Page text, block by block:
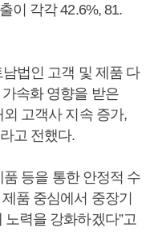
이 각각 42.6%, 81.
법인 고객 및 제품 다
속화 영향을 받은
외 고객사 지속 증가,
고 전했다.
등을 통한 안정적 수
품 중심에서 중장기
력을 강화하겠다”고